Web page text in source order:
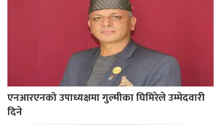
एनआरएनको उपाध्यक्षमा गुल्मीका घिमिरेले उम्मेदवारी
दिने